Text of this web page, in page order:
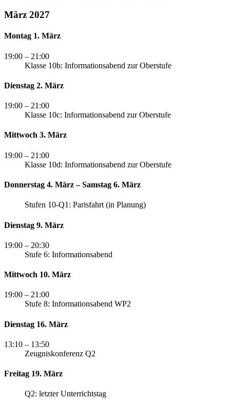
März 2027
Montag 1. März
19:00 – 21:00
Klasse 10b: Informationsabend zur Oberstufe
Dienstag 2. März
19:00 – 21:00
Klasse 10c: Informationsabend zur Oberstufe
Mittwoch 3. März
19:00 – 21:00
Klasse 10d: Informationsabend zur Oberstufe
Donnerstag 4. März – Samstag 6. März
Stufen 10-Q1: Parisfahrt (in Planung)
Dienstag 9. März
19:00 – 20:30
Stufe 6: Informationsabend
Mittwoch 10. März
19:00 – 21:00
Stufe 8: Informationsabend WP2
Dienstag 16. März
13:10 – 13:50
Zeugniskonferenz Q2
Freitag 19. März
Q2: letzter Unterrichtstag